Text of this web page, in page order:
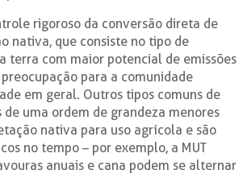
rigoroso da conversão direta de
nativa, que consiste no tipo de
terra com maior potencial de emissões
preocupação para a comunidade
em geral. Outros tipos comuns de
de uma ordem de grandeza menores
nativa para uso agrícola e são
no tempo – por exemplo, a MUT
anuais e cana podem se alternar